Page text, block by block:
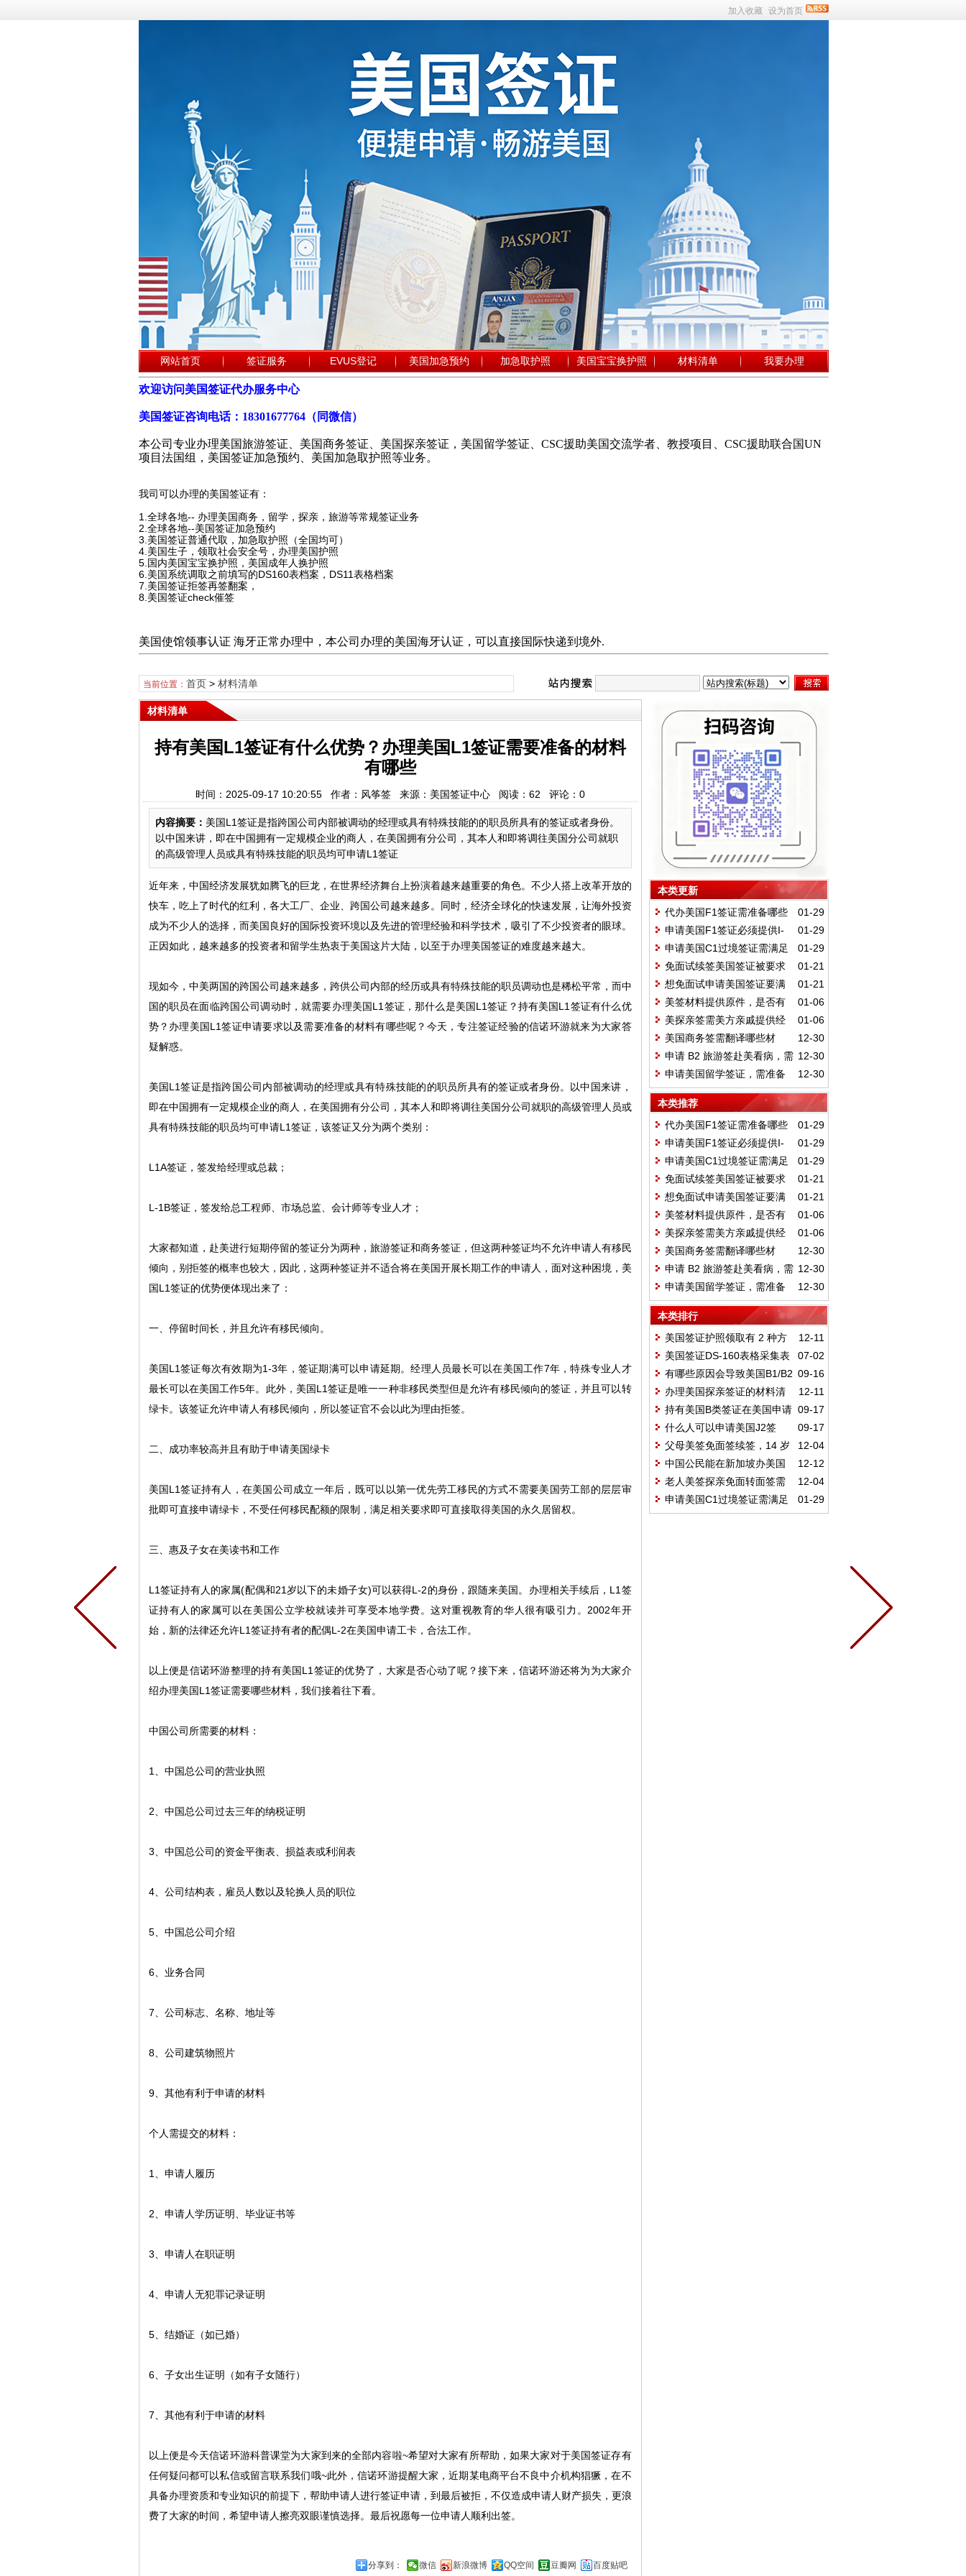
加入收藏 设为首页
网站首页 签证服务 EVUS登记 美国加急预约 加急取护照 美国宝宝换护照 材料清单 我要办理
欢迎访问美国签证代办服务中心
美国签证咨询电话：18301677764（同微信）
本公司专业办理美国旅游签证、美国商务签证、美国探亲签证，美国留学签证、CSC援助美国交流学者、教授项目、CSC援助联合国UN
项目法国组，美国签证加急预约、美国加急取护照等业务。
我司可以办理的美国签证有：
1. 全球各地-- 办理美国商务，留学，探亲，旅游等常规签证业务
2.全球各地--美国签证加急预约
3.美国签证普通代取，加急取护照（全国均可）
4.美国生子，领取社会安全号，办理美国护照
5.国内美国宝宝换护照，美国成年人换护照
6.美国系统调取之前填写的DS160表档案，DS11表格档案
7.美国签证拒签再签翻案，
8.美国签证check催签
美国使馆领事认证 海牙正常办理中，本公司办理的美国海牙认证，可以直接国际快递到境外.
当前位置： 首页> 材料清单
材料清单
持有美国L1签证有什么优势？办理美国L1签证需要准备的材料
有哪些
时间：2025-09-17 10:20:55 作者：风筝签 来源：美国签证中心 阅读： 62 评论： 0
内容摘要： 美国L1签证是指跨国公司内部被调动的经理或具有特殊技能的的职员所具有的签证或者身份。
以中国来讲，即在中国拥有一定规模企业的商人，在美国拥有分公司，其本人和即将调往美国分公司就职
的高级管理人员或具有特殊技能的职员均可申请L1签证
近年来，中国经济发展犹如腾飞的巨龙，在世界经济舞台上扮演着越来越重要的角色。不少人搭上改革开放的
快车，吃上了时代的红利，各大工厂、企业、跨国公司越来越多。同时，经济全球化的快速发展，让海外投资
成为不少人的选择，而美国良好的国际投资环境以及先进的管理经验和科学技术，吸引了不少投资者的眼球。
正因如此，越来越多的投资者和留学生热衷于美国这片大陆，以至于办理美国签证的难度越来越大。
现如今，中美两国的跨国公司越来越多，跨供公司内部的经历或具有特殊技能的职员调动也是稀松平常，而中
国的职员在面临跨国公司调动时，就需要办理美国L1 签证，那什么是美国L1签证？持有美国L1 签证有什么优
势？办理美国L1签证申请要求以及需要准备的材料有哪些呢？今天，专注签证经验的信诺环游就来为大家答
疑解惑。
美国L1签证是指跨国公司内部被调动的经理或具有特殊技能的的职员所具有的签证或者身份。以中国来讲，
即在中国拥有一定规模企业的商人，在美国拥有分公司，其本人和即将调往美国分公司就职的高级管理人员或
具有特殊技能的职员均可申请L1签证，该签证又分为两个类别：
L1A签证，签发给经理或总裁；
L-1B签证，签发给总工程师、市场总监、会计师等专业人才；
大家都知道，赴美进行短期停留的签证分为两种，旅游签证和商务签证，但这两种签证均不允许申请人有移民
倾向，别拒签的概率也较大，因此，这两种签证并不适合将在美国开展长期工作的申请人，面对这种困境，美
国L1签证的优势便体现出来了：
一、停留时间长，并且允许有移民倾向。
美国L1签证每次有效期为1-3年，签证期满可以申请延期。经理人员最长可以在美国工作7年，特殊专业人才
最长可以在美国工作5年。此外，美国L1签证是唯一一种非移民类型但是允许有移民倾向的签证，并且可以转
绿卡。该签证允许申请人有移民倾向，所以签证官不会以此为理由拒签。
二、成功率较高并且有助于申请美国绿卡
美国L1签证持有人，在美国公司成立一年后，既可以以第一优先劳工移民的方式不需要美国劳工部的层层审
批即可直接申请绿卡，不受任何移民配额的限制，满足相关要求即可直接取得美国的永久居留权。
三、惠及子女在美读书和工作
L1签证持有人的家属(配偶和21岁以下的未婚子女)可以获得L-2的身份，跟随来美国。办理相关手续后， L1 签
证持有人的家属可以在美国公立学校就读并可享受本地学费。这对重视教育的华人很有吸引力。 2002年开
始，新的法律还允许L1签证持有者的配偶L-2在美国申请工卡，合法工作。
以上便是信诺环游整理的持有美国L1 签证的优势了，大家是否心动了呢？接下来，信诺环游还将为为大家介
绍办理美国L1签证需要哪些材料，我们接着往下看。
中国公司所需要的材料：
1 、中国总公司的营业执照
2 、中国总公司过去三年的纳税证明
3 、中国总公司的资金平衡表、损益表或利润表
4、公司结构表，雇员人数以及轮换人员的职位
5、中国总公司介绍
6、业务合同
7 、公司标志、名称、地址等
8、公司建筑物照片
9、其他有利于申请的材料
个人需提交的材料：
1、申请人履历
2 、申请人学历证明、毕业证书等
3 、申请人在职证明
4、申请人无犯罪记录证明
5、结婚证（如已婚）
6、子女出生证明（如有子女随行）
7 、其他有利于申请的材料
以上便是今天信诺环游科普课堂为大家到来的全部内容啦~希望对大家有所帮助，如果大家对于美国签证存有
任何疑问都可以私信或留言联系我们哦~此外，信诺环游提醒大家，近期某电商平台不良中介机构猖獗，在不
具备办理资质和专业知识的前提下，帮助申请人进行签证申请，到最后被拒，不仅造成申请人财产损失，更浪
费了大家的时间，希望申请人擦亮双眼谨慎选择。最后祝愿每一位申请人顺利出签。
分享到： 微信 新浪微博 QQ空间 豆瓣网 百度贴吧
本类更新
01-29
代办美国F1签证需准备哪些
材料？必备及辅助材料有哪些要
求？
01-29
申请美国F1签证必须提供I-
20表格吗？如何申请该表格？ 01-29
申请美国C1过境签证需满足
哪些条件？需准备哪些材料？
01-21
免面试续签美国签证被要求
面签需要准备哪些材料？
01-21
想免面试申请美国签证要满
足什么要求？材料怎么准备？
01-06
美签材料提供原件，是否有
利于提高签证的通过率？
01-06
美探亲签需美方亲戚提供经
济担保及哪些证明材料？
12-30
美国商务签需翻译哪些材
料？营业执照与在职证明要吗？12-30
申请 B2 旅游签赴美看病，需
额外准备哪些支持性材料？
12-30
申请美国留学签证，需准备
哪些必备材料与辅助材料？
本类推荐
01-29
代办美国F1签证需准备哪些
材料？必备及辅助材料有哪些要
求？
01-29
申请美国F1签证必须提供I-
20表格吗？如何申请该表格？ 01-29
申请美国C1过境签证需满足
哪些条件？需准备哪些材料？
01-21
免面试续签美国签证被要求
面签需要准备哪些材料？
01-21
想免面试申请美国签证要满
足什么要求？材料怎么准备？
01-06
美签材料提供原件，是否有
利于提高签证的通过率？
01-06
美探亲签需美方亲戚提供经
济担保及哪些证明材料？
12-30
美国商务签需翻译哪些材
料？营业执照与在职证明要吗？12-30
申请 B2 旅游签赴美看病，需
额外准备哪些支持性材料？
12-30
申请美国留学签证，需准备
哪些必备材料与辅助材料？
本类排行
12-11
美国签证护照领取有 2 种方
式？代领需授权书和哪些材料？07-02
美国签证DS-160表格采集表
09-16
有哪些原因会导致美国B1/B2
签证拒签？敏感专业也对美签有影
响吗
12-11
办理美国探亲签证的材料清
单？资金证明要准备哪些？
09-17
持有美国B类签证在美国申请
申根签证
09-17
什么人可以申请美国J2签
证？申请美国J2签证需要准备什么
材料？
12-04
父母美签免面签续签，14 岁
以下娃首签一起还是分开？
12-12
中国公民能在新加坡办美国
签证吗？所需材料全梳理
12-04
老人美签探亲免面转面签需
带啥材料？注意事项有哪些？
01-29
申请美国C1过境签证需满足
哪些条件？需准备哪些材料？